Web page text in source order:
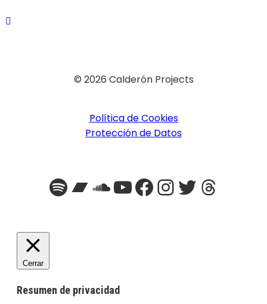
© 2026 Calderón Projects
Política de Cookies
Protección de Datos
Spotify
Bandcamp
SoundCloud
YouTube
Facebook
Instagram
Twitter
Cerrar
Resumen de privacidad